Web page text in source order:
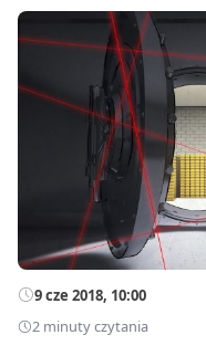
9 cze 2018, 10:00
2 minuty czytania